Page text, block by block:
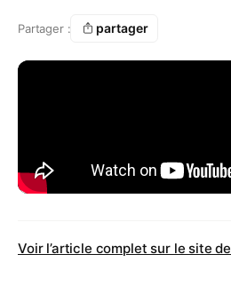
Partager : partager
Voir l’article complet sur le site de